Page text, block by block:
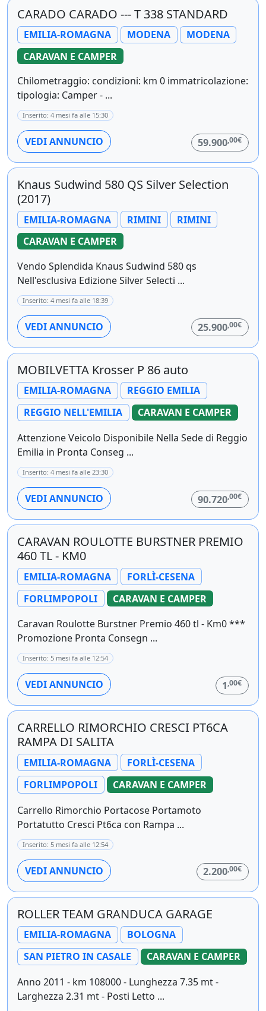
CARADO CARADO --- T 338 STANDARD
EMILIA-ROMAGNA MODENA
MODENA
CARAVAN E CAMPER
Chilometraggio: condizioni: km 0 immatricolazione:
tipologia: Camper - ...
Inserito: 4 mesi fa alle 15:30
VEDI ANNUNCIO 59.900,00€
Knaus Sudwind 580 QS Silver Selection
(2017)
EMILIA-ROMAGNA RIMINI
RIMINI
CARAVAN E CAMPER
Vendo Splendida Knaus Sudwind 580 qs
Nell'esclusiva Edizione Silver Selecti ...
Inserito: 4 mesi fa alle 18:39
VEDI ANNUNCIO 25.900,00€
MOBILVETTA Krosser P 86 auto
EMILIA-ROMAGNA
REGGIO EMILIA
REGGIO NELL'EMILIA
CARAVAN E CAMPER
Attenzione Veicolo Disponibile Nella Sede di Reggio
Emilia in Pronta Conseg ...
Inserito: 4 mesi fa alle 23:30
VEDI ANNUNCIO 90.720,00€
CARAVAN ROULOTTE BURSTNER PREMIO
460 TL - KM0
EMILIA-ROMAGNA
FORLÌ-CESENA
FORLIMPOPOLI
CARAVAN E CAMPER
Caravan Roulotte Burstner Premio 460 tl - Km0 ***
Promozione Pronta Consegn ...
Inserito: 5 mesi fa alle 12:54
VEDI ANNUNCIO 1,00€
CARRELLO RIMORCHIO CRESCI PT6CA
RAMPA DI SALITA
EMILIA-ROMAGNA
FORLÌ-CESENA
FORLIMPOPOLI
CARAVAN E CAMPER
Carrello Rimorchio Portacose Portamoto
Portatutto Cresci Pt6ca con Rampa ...
Inserito: 5 mesi fa alle 12:54
VEDI ANNUNCIO 2.200,00€
ROLLER TEAM GRANDUCA GARAGE
EMILIA-ROMAGNA
BOLOGNA
SAN PIETRO IN CASALE
CARAVAN E CAMPER
Anno 2011 - km 108000 - Lunghezza 7.35 mt -
Larghezza 2.31 mt - Posti Letto ...